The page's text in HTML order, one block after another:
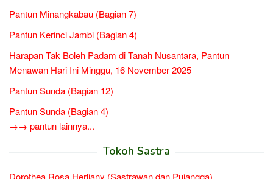
Pantun Minangkabau (Bagian 7)
Pantun Kerinci Jambi (Bagian 4)
Harapan Tak Boleh Padam di Tanah Nusantara, Pantun
Menawan Hari Ini Minggu, 16 November 2025
Pantun Sunda (Bagian 12)
Pantun Sunda (Bagian 4)
→→ pantun lainnya...
Tokoh Sastra
Dorothea Rosa Herliany (Sastrawan dan Pujangga)